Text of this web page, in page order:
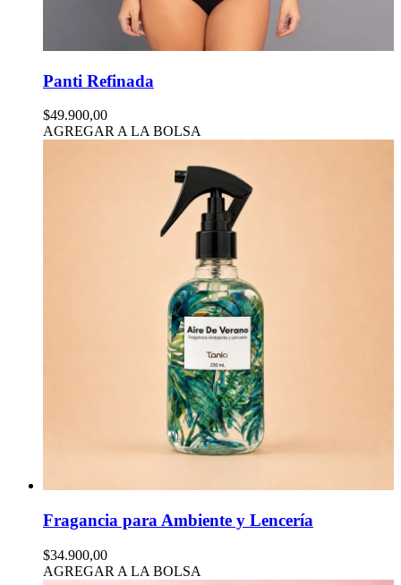
Panti Refinada
$49.900,00
AGREGAR A LA BOLSA
Fragancia para Ambiente y Lencería
$34.900,00
AGREGAR A LA BOLSA